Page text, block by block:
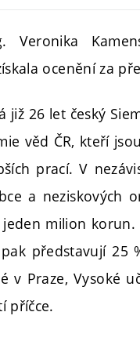
ocenění za
již 26 let český
věd ČR, kteří
prací. V
a neziskových
milion
představují 25
v Praze, Vysoké
příčce.